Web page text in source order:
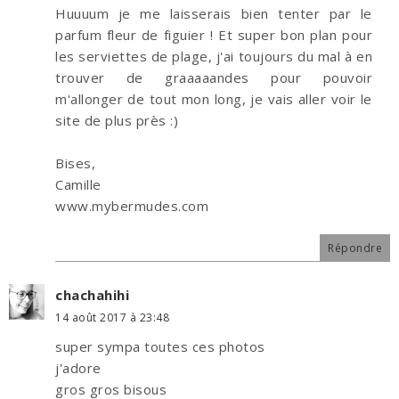
Huuuum je me laisserais bien tenter par le
parfum fleur de figuier ! Et super bon plan pour
les serviettes de plage, j'ai toujours du mal à en
trouver de graaaaandes pour pouvoir
m'allonger de tout mon long, je vais aller voir le
site de plus près :)
Bises,
Camille
www.mybermudes.com
Répondre
chachahihi
14 août 2017 à 23:48
super sympa toutes ces photos
j'adore
gros gros bisous